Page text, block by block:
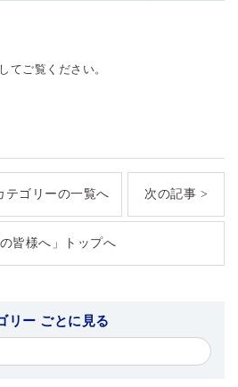
てご覧ください。
テゴリーの一覧へ 次の記事 >
の皆様へ」トップへ
リー ごとに見る